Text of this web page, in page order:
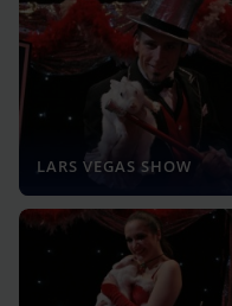
LARS VEGAS SHOW